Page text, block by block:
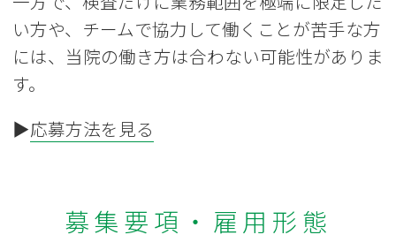
い方や、チームで協力して働くことが苦手な方
には、当院の働き方は合わない可能性がありま
す。
▶応募方法を見る
募集要項・雇用形態